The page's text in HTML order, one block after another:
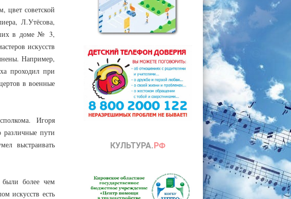
цвет советской
Л.Утёсова,
в доме № 3,
искусств
Например,
проходил при
в военные
Игоря
различные пути
выстраивать
были более чем
искусств есть